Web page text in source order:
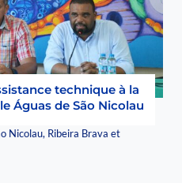
technique à la
Águas de São Nicolau
Nicolau, Ribeira Brava et